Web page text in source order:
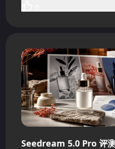
Seedream 5.0 Pro 评